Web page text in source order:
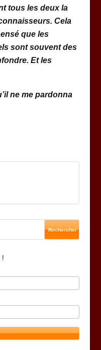
tous les deux la
Cela
que les
sont souvent des
Et les
ne me pardonna
!